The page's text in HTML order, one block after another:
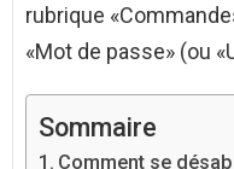
rubrique
«Mot de passe» (ou
Sommaire
Comment se